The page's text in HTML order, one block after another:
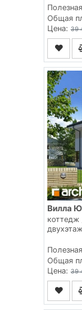
Общая
Цена: 39
Вилла
коттедж
Общая
Цена: 39